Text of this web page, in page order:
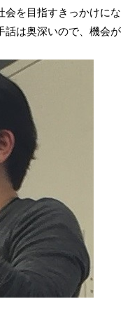
会を目指すきっかけにな
話は奥深いので、機会が